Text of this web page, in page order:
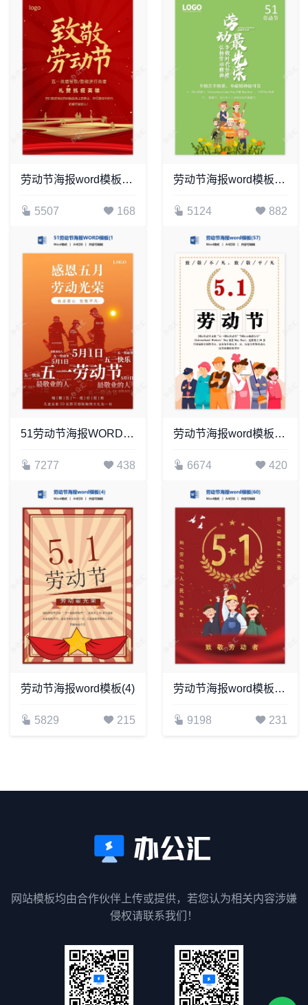
劳动节海报word模板(59)
5507 168
劳动节海报word模板(69)
5124 882
51劳动节海报WORD模板(11)
7277 438
劳动节海报word模板(57)
6674 420
劳动节海报word模板(4)
5829 215
劳动节海报word模板(60)
9198 231
网站模板均由合作伙伴上传或提供，若您认为相关内容涉嫌
侵权请联系我们！